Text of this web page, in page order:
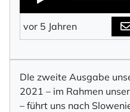
vor 5 Jahren
DIe zweite Ausgabe
2021 – im Rahmen
– führt uns nach